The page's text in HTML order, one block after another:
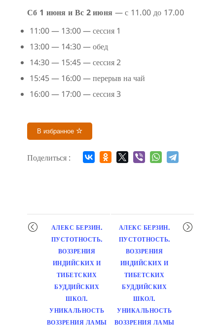
Сб 1 июня и Вс 2 июня — с 11.00 до 17.00
11:00 — 13:00 — сессия 1
13:00 — 14:30 — обед
14:30 — 15:45 — сессия 2
15:45 — 16:00 — перерыв на чай
16:00 — 17:00 — сессия 3
В избранное
Поделиться :
Мероприятие
навигация
АЛЕКС БЕРЗИН.
ПУСТОТНОСТЬ.
ВОЗЗРЕНИЯ
ИНДИЙСКИХ И
ТИБЕТСКИХ
БУДДИЙСКИХ
ШКОЛ.
УНИКАЛЬНОСТЬ
ВОЗЗРЕНИЯ ЛАМЫ
АЛЕКС БЕРЗИН.
ПУСТОТНОСТЬ.
ВОЗЗРЕНИЯ
ИНДИЙСКИХ И
ТИБЕТСКИХ
БУДДИЙСКИХ
ШКОЛ.
УНИКАЛЬНОСТЬ
ВОЗЗРЕНИЯ ЛАМЫ